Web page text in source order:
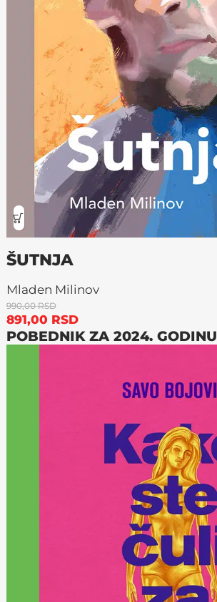
ŠUTNJA
Mladen Milinov
990,00RSD
891,00 RSD
POBEDNIK ZA 2024. GODINU